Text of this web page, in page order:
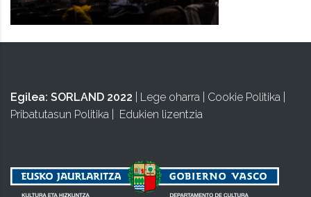
Egilea: SORLAND 2022 Lege oharra Cookie Politika
Pribatutasun Politika
Edukien lizentzia